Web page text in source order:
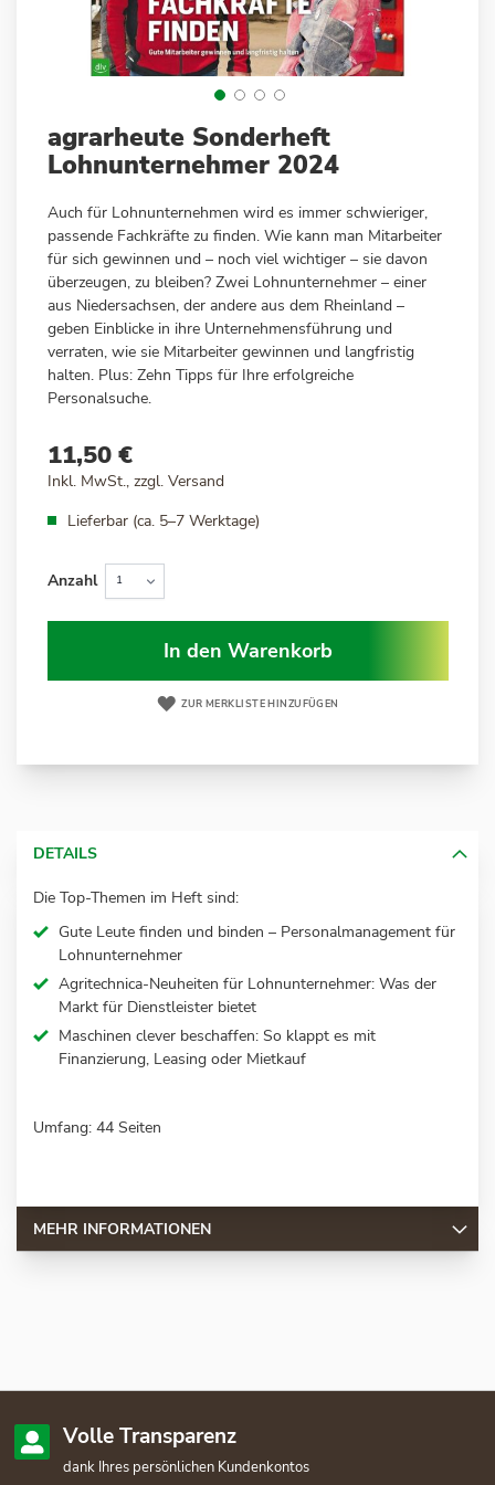
Anfang
der
springen
agrarheute Sonderheft
Lohnunternehmer 2024
Auch für Lohnunternehmen wird es immer schwieriger,
passende Fachkräfte zu finden. Wie kann man Mitarbeiter
für sich gewinnen und – noch viel wichtiger – sie davon
überzeugen, zu bleiben? Zwei Lohnunternehmer – einer
aus Niedersachsen, der andere aus dem Rheinland –
geben Einblicke in ihre Unternehmensführung und
verraten, wie sie Mitarbeiter gewinnen und langfristig
halten. Plus: Zehn Tipps für Ihre erfolgreiche
Personalsuche.
11,50 €
Inkl. MwSt., zzgl. Versand
Lieferbar (ca. 5–7 Werktage)
Anzahl
In den Warenkorb
ZUR MERKLISTE HINZUFÜGEN
DETAILS
Die Top-Themen im Heft sind:
Gute Leute finden und binden – Personalmanagement für
Lohnunternehmer
Agritechnica-Neuheiten für Lohnunternehmer: Was der
Markt für Dienstleister bietet
Maschinen clever beschaffen: So klappt es mit
Finanzierung, Leasing oder Mietkauf
Umfang: 44 Seiten
MEHR INFORMATIONEN
Volle Transparenz
dank Ihres persönlichen Kundenkontos